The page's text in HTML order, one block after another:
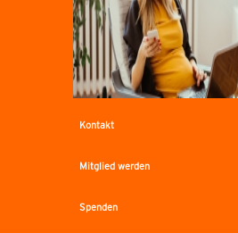
Kontakt
Mitglied werden
Spenden